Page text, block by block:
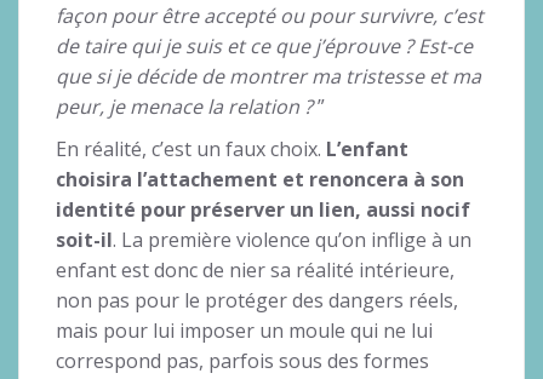
façon pour être accepté ou pour survivre, c’est
de taire qui je suis et ce que j’éprouve ? Est-ce
que si je décide de montrer ma tristesse et ma
peur, je menace la relation ?”
En réalité, c’est un faux choix. L’enfant
choisira l’attachement et renoncera à son
identité pour préserver un lien, aussi nocif
soit-il. La première violence qu’on inflige à un
enfant est donc de nier sa réalité intérieure,
non pas pour le protéger des dangers réels,
mais pour lui imposer un moule qui ne lui
correspond pas, parfois sous des formes